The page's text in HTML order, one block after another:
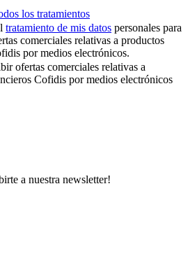
los tratamientos
tratamiento de mis datos personales para
comerciales relativas a productos
por medios electrónicos.
ofertas comerciales relativas a
Cofidis por medios electrónicos
a nuestra newsletter!